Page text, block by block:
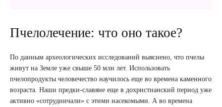
Пчелолечение: что оно такое?
По данным археологических исследований выяснено, что пчелы
живут на Земле уже свыше 50 млн лет. Использовать
пчелопродукты человечество научилось еще во времена каменного
возраста. Наши предки-славяне еще в дохристианский период уже
активно «сотрудничали» с этими насекомыми. А во времена